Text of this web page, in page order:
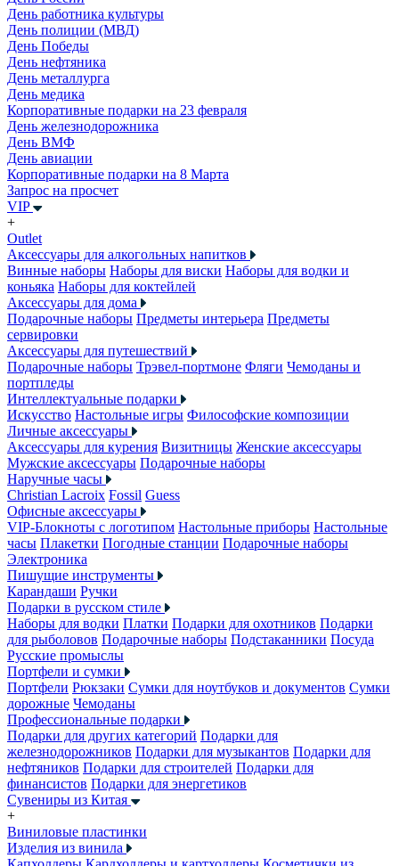
День работника культуры
День полиции (МВД)
День Победы
День нефтяника
День металлурга
День медика
Корпоративные подарки на 23 февраля
День железнодорожника
День ВМФ
День авиации
Корпоративные подарки на 8 Марта
Запрос на просчет
VIP
+
Outlet
Аксессуары для алкогольных напитков
Винные наборы Наборы для виски Наборы для водки и
коньяка Наборы для коктейлей
Аксессуары для дома
Подарочные наборы Предметы интерьера Предметы
сервировки
Аксессуары для путешествий
Подарочные наборы Трэвел-портмоне Фляги Чемоданы и
портпледы
Интеллектуальные подарки
Искусство Настольные игры Философские композиции
Личные аксессуары
Аксессуары для курения Визитницы Женские аксессуары
Мужские аксессуары Подарочные наборы
Наручные часы
Christian Lacroix Fossil Guess
Офисные аксессуары
VIP-Блокноты с логотипом Настольные приборы Настольные
часы Плакетки Погодные станции Подарочные наборы
Электроника
Пишущие инструменты
Карандаши Ручки
Подарки в русском стиле
Наборы для водки Платки Подарки для охотников Подарки
для рыболовов Подарочные наборы Подстаканники Посуда
Русские промыслы
Портфели и сумки
Портфели Рюкзаки Сумки для ноутбуков и документов Сумки
дорожные Чемоданы
Профессиональные подарки
Подарки для других категорий Подарки для
железнодорожников Подарки для музыкантов Подарки для
нефтяников Подарки для строителей Подарки для
финансистов Подарки для энергетиков
Сувениры из Китая
+
Виниловые пластинки
Изделия из винила